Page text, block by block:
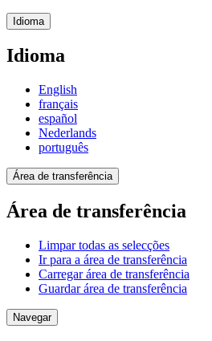
Idioma
Idioma
English
français
español
Nederlands
português
Área de transferência
Área de transferência
Limpar todas as selecções
Ir para a área de transferência
Carregar área de transferência
Guardar área de transferência
Navegar